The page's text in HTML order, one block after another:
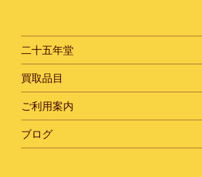
二十五年堂
買取品目
ご利用案内
ブログ